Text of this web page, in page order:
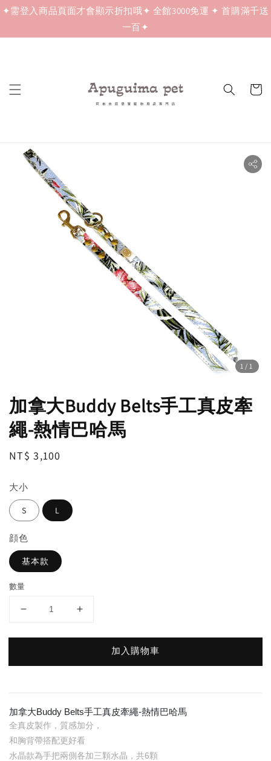
✦需登入商品頁面才會顯示折扣哦✦ 全館3000免運 ✦ 首購滿千送
一百✦
1 /1
加拿大Buddy Belts手工真皮牽
繩-熱情巴哈馬
Regular
NT$ 3,100
大小
S L
顔色
基本款
數量
加入購物車
加拿大Buddy Belts手工真皮牽繩-熱情巴哈馬
全真皮製作，質感加分，
和胸背帶搭配更好看
水晶款為手把兩側各加三顆水晶，共6顆